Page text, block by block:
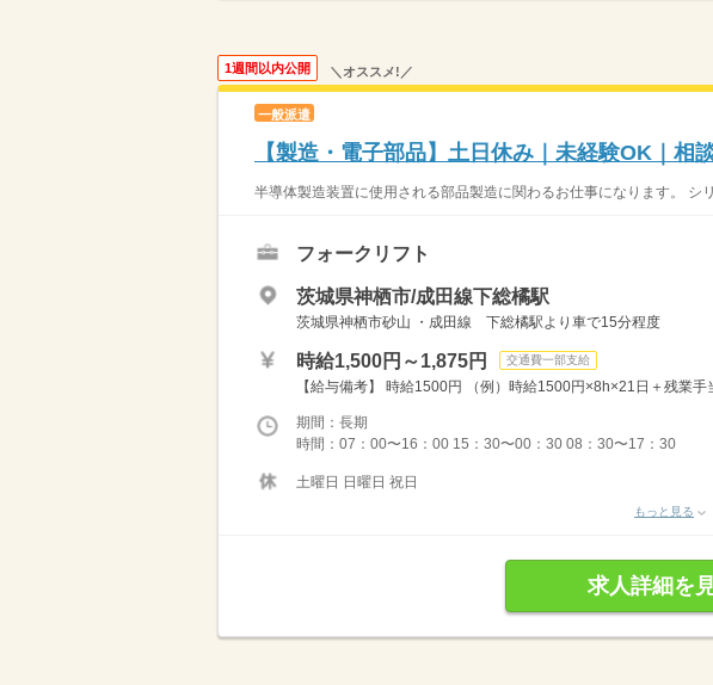
1週間以内公開 ＼オススメ!／
一般派遣
【製造・電子部品】土日休み｜未経験OK｜相
半導体製造装置に使用される部品製造に関わるお仕事になります。 シ
フォークリフト
茨城県神栖市/成田線下総橘駅
茨城県神栖市砂山 ・成田線 下総橘駅より車で15分程度
時給1,500円～1,875円 交通費一部支給
【給与備考】 時給1500円 （例）時給1500円×8h×21日＋残業
期間：長期
時間：07：00〜16：00 15：30〜00：30 08：30〜17：30
土曜日 日曜日 祝日
もっと見る
求人詳細を